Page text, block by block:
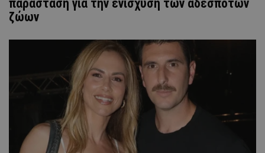
παράσταση για την ενίσχυση των αδέσποτων
ζώων